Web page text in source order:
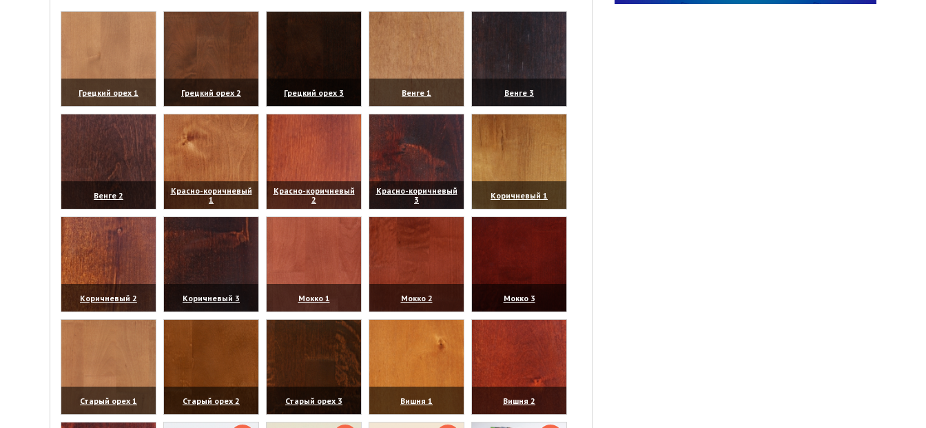
Грецкий орех 1
(увеличить)
Грецкий орех 2
(увеличить)
Грецкий орех 3
(увеличить)
Венге 1
(увеличить)
Венге 3
(увеличить)
Венге 2
(увеличить)
Красно-коричневый
1
(увеличить)
Красно-коричневый
2
(увеличить)
Красно-коричневый
3
(увеличить)
Коричневый 1
(увеличить)
Коричневый 2
(увеличить)
Коричневый 3
(увеличить)
Мокко 1
(увеличить)
Мокко 2
(увеличить)
Мокко 3
(увеличить)
Старый орех 1
(увеличить)
Старый орех 2
(увеличить)
Старый орех 3
(увеличить)
Вишня 1
(увеличить)
Вишня 2
(увеличить)